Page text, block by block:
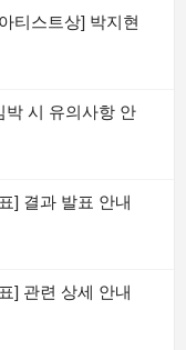
티스트상] 박지현
박 시 유의사항 안
] 결과 발표 안내
] 관련 상세 안내